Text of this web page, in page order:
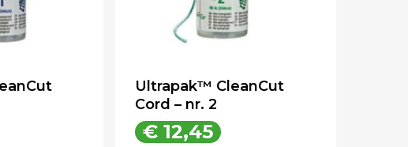
Ultrapak™ CleanCut
Cord – nr. 2
€ 12,45 €